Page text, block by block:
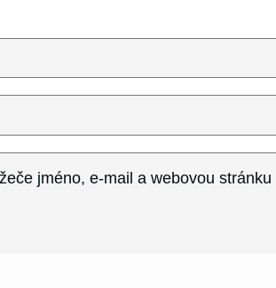
jméno, e-mail a webovou